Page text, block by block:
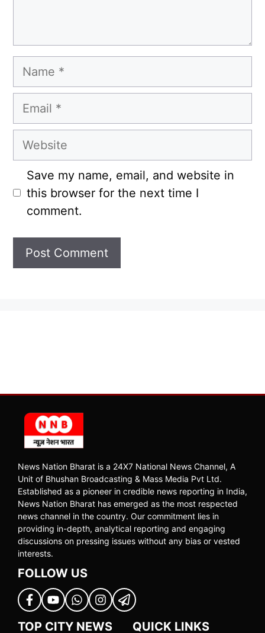
Name
Email
Website
Save my name, email, and website in
this browser for the next time I
comment.
News Nation Bharat is a 24X7 National News Channel, A
Unit of Bhushan Broadcasting & Mass Media Pvt Ltd.
Established as a pioneer in credible news reporting in India,
News Nation Bharat has emerged as the most respected
news channel in the country. Our commitment lies in
providing in-depth, analytical reporting and engaging
discussions on pressing issues without any bias or vested
interests.
FOLLOW US
TOP CITY NEWS QUICK LINKS